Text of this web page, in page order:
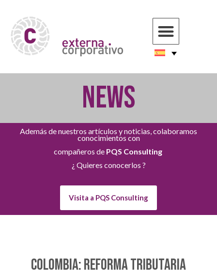
NEWS
Además de nuestros artículos y noticias, colaboramos
conocimientos con
compañeros de PQS Consulting
¿ Quieres conocerlos ?
Visita a PQS Consulting
COLOMBIA: Reforma tributaria